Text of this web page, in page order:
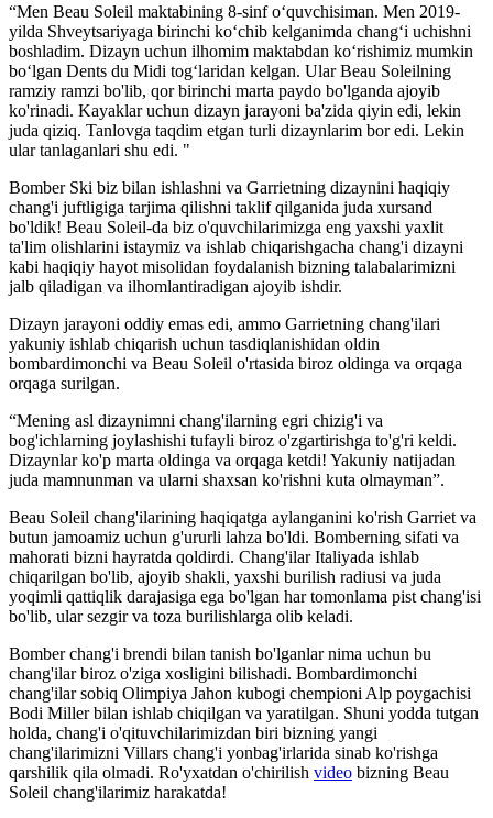
“Men Beau Soleil maktabining 8-sinf o‘quvchisiman. Men 2019-
yilda Shveytsariyaga birinchi ko‘chib kelganimda chang‘i uchishni
boshladim. Dizayn uchun ilhomim maktabdan ko‘rishimiz mumkin
bo‘lgan Dents du Midi tog‘laridan kelgan. Ular Beau Soleilning
ramziy ramzi bo'lib, qor birinchi marta paydo bo'lganda ajoyib
ko'rinadi. Kayaklar uchun dizayn jarayoni ba'zida qiyin edi, lekin
juda qiziq. Tanlovga taqdim etgan turli dizaynlarim bor edi. Lekin
ular tanlaganlari shu edi. "
Bomber Ski biz bilan ishlashni va Garrietning dizaynini haqiqiy
chang'i juftligiga tarjima qilishni taklif qilganida juda xursand
bo'ldik! Beau Soleil-da biz o'quvchilarimizga eng yaxshi yaxlit
ta'lim olishlarini istaymiz va ishlab chiqarishgacha chang'i dizayni
kabi haqiqiy hayot misolidan foydalanish bizning talabalarimizni
jalb qiladigan va ilhomlantiradigan ajoyib ishdir.
Dizayn jarayoni oddiy emas edi, ammo Garrietning chang'ilari
yakuniy ishlab chiqarish uchun tasdiqlanishidan oldin
bombardimonchi va Beau Soleil o'rtasida biroz oldinga va orqaga
orqaga surilgan.
“Mening asl dizaynimni chang'ilarning egri chizig'i va
bog'ichlarning joylashishi tufayli biroz o'zgartirishga to'g'ri keldi.
Dizaynlar ko'p marta oldinga va orqaga ketdi! Yakuniy natijadan
juda mamnunman va ularni shaxsan ko'rishni kuta olmayman”.
Beau Soleil chang'ilarining haqiqatga aylanganini ko'rish Garriet va
butun jamoamiz uchun g'ururli lahza bo'ldi. Bomberning sifati va
mahorati bizni hayratda qoldirdi. Chang'ilar Italiyada ishlab
chiqarilgan bo'lib, ajoyib shakli, yaxshi burilish radiusi va juda
yoqimli qattiqlik darajasiga ega bo'lgan har tomonlama pist chang'isi
bo'lib, ular sezgir va toza burilishlarga olib keladi.
Bomber chang'i brendi bilan tanish bo'lganlar nima uchun bu
chang'ilar biroz o'ziga xosligini bilishadi. Bombardimonchi
chang'ilar sobiq Olimpiya Jahon kubogi chempioni Alp poygachisi
Bodi Miller bilan ishlab chiqilgan va yaratilgan. Shuni yodda tutgan
holda, chang'i o'qituvchilarimizdan biri bizning yangi
chang'ilarimizni Villars chang'i yonbag'irlarida sinab ko'rishga
qarshilik qila olmadi. Ro'yxatdan o'chirilish video bizning Beau
Soleil chang'ilarimiz harakatda!